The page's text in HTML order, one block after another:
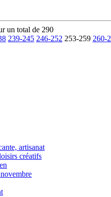
un total de 290
239-245 246-252 253-259 260-
artisanat
créatifs